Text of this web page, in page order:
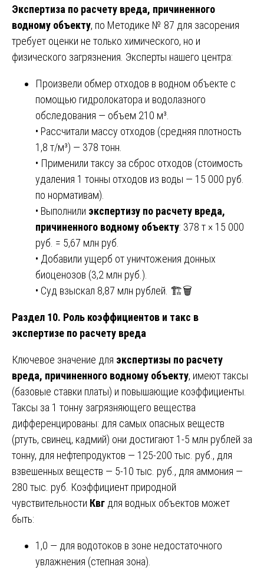
Экспертиза по расчету вреда, причиненного
водному объекту, по Методике № 87 для засорения
требует оценки не только химического, но и
физического загрязнения. Эксперты нашего центра:
Произвели обмер отходов в водном объекте с
помощью гидролокатора и водолазного
обследования — объем 210 м³.
• Рассчитали массу отходов (средняя плотность
1,8 т/м³) — 378 тонн.
• Применили таксу за сброс отходов (стоимость
удаления 1 тонны отходов из воды — 15 000 руб.
по нормативам).
• Выполнили экспертизу по расчету вреда,
причиненного водному объекту: 378 т × 15 000
руб. = 5,67 млн руб.
• Добавили ущерб от уничтожения донных
биоценозов (3,2 млн руб.).
• Суд взыскал 8,87 млн рублей. 🏗️🗑️
Раздел 10. Роль коэффициентов и такс в
экспертизе по расчету вреда
Ключевое значение для экспертизы по расчету
вреда, причиненного водному объекту, имеют таксы
(базовые ставки платы) и повышающие коэффициенты.
Таксы за 1 тонну загрязняющего вещества
дифференцированы: для самых опасных веществ
(ртуть, свинец, кадмий) они достигают 1-5 млн рублей за
тонну, для нефтепродуктов — 125-200 тыс. руб., для
взвешенных веществ — 5-10 тыс. руб., для аммония —
280 тыс. руб. Коэффициент природной
чувствительности Квг для водных объектов может
быть:
1,0 — для водотоков в зоне недостаточного
увлажнения (степная зона).